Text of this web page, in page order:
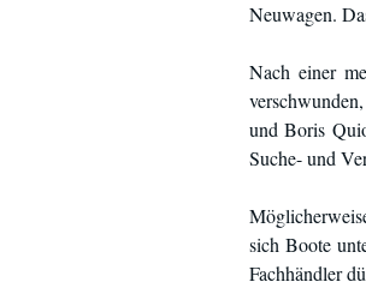
Neuwagen.
Nach einer
und Boris
Suche- und
sich Boote
Fachhändler